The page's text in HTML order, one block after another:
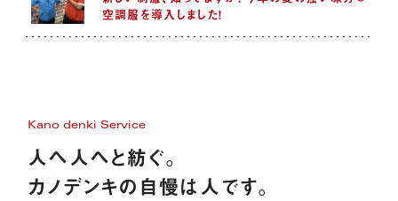
空調服を導入しました！
Kano denki Service
人へ人へと紡ぐ。
カノデンキの自慢は人です。